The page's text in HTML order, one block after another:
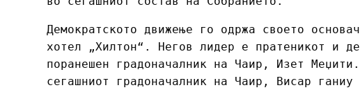
Демократското движење го одржа своето
хотел „Хилтон“. Негов лидер е пратеникот и
поранешен градоначалник на Чаир, Изет
сегашниот градоначалник на Чаир, Висар